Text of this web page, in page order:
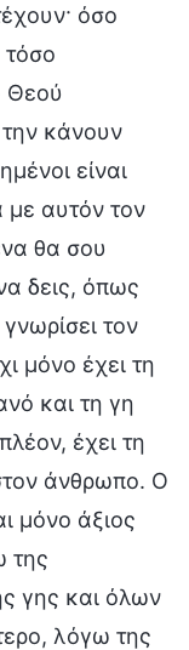
όσο
τόσο
Θεού
την κάνουν
είναι
με αυτόν τον
θα σου
δεις, όπως
τον
μόνο έχει τη
και τη γη
έχει τη
άνθρωπο. Ο
μόνο άξιος
της
γης και όλων
λόγω της